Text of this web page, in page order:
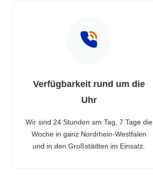
Verfügbarkeit rund um die
Uhr
Wir sind 24 Stunden am Tag, 7 Tage die
Woche in ganz Nordrhein-Westfalen
und in den Großstädten im Einsatz.